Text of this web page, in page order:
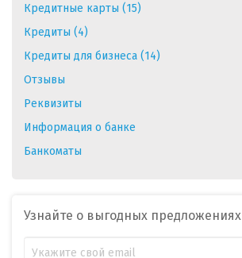
Кредитные карты (15)
Кредиты (4)
Кредиты для бизнеса (14)
Отзывы
Реквизиты
Информация о банке
Банкоматы
Узнайте о выгодных предложениях